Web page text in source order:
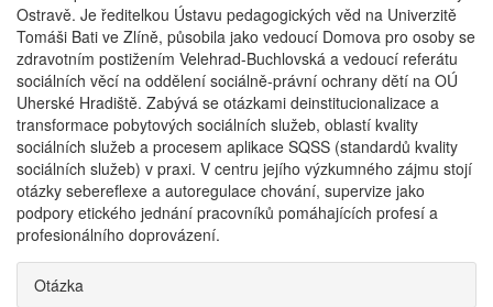
Ostravě. Je ředitelkou Ústavu pedagogických věd na Univerzitě
Tomáši Bati ve Zlíně, působila jako vedoucí Domova pro osoby se
zdravotním postižením Velehrad-Buchlovská a vedoucí referátu
sociálních věcí na oddělení sociálně-právní ochrany dětí na OÚ
Uherské Hradiště. Zabývá se otázkami deinstitucionalizace a
transformace pobytových sociálních služeb, oblastí kvality
sociálních služeb a procesem aplikace SQSS (standardů kvality
sociálních služeb) v praxi. V centru jejího výzkumného zájmu stojí
otázky sebereflexe a autoregulace chování, supervize jako
podpory etického jednání pracovníků pomáhajících profesí a
profesionálního doprovázení.
Otázka